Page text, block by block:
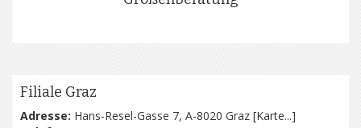
Filiale Graz
Adresse: Hans-Resel-Gasse 7, A-8020 Graz [Karte...]